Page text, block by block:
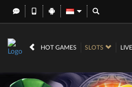
HOT GAMES SLOTS
IDR